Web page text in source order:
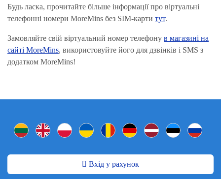
Будь ласка, прочитайте більше інформації про віртуальні
телефонні номери MoreMins без SIM-карти тут.
Замовляйте свій віртуальний номер телефону в магазині на
сайті MoreMins, використовуйте його для дзвінків і SMS з
додатком MoreMins!
Вхід у рахунок